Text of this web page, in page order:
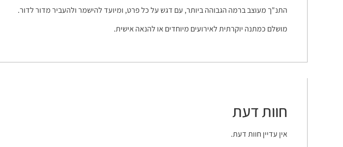
התנ"ך מעוצב ברמה הגבוהה ביותר, עם דגש על כל פרט, ומיועד להישמר ולהעביר מדור לדור.
מושלם כמתנה יוקרתית לאירועים מיוחדים או להנאה אישית.
חוות דעת
אין עדיין חוות דעת.